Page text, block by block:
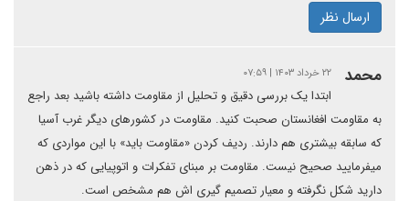
ارسال نظر
محمد ۲۲ خرداد ۱۴۰۳ | ۰۷:۵۹
ابتدا یک بررسی دقیق و تحلیل از مقاومت داشته باشید بعد راجع
به مقاومت افغانستان صحبت کنید. مقاومت در کشورهای دیگر غرب آسیا
که سابقه بیشتری هم دارند. ردیف کردن «مقاومت باید» با این مواردی که
میفرمایید صحیح نیست. مقاومت بر مبنای تفکرات و اتوپیایی که در ذهن
دارید شکل نگرفته و معیار تصمیم گیری اش هم مشخص است.